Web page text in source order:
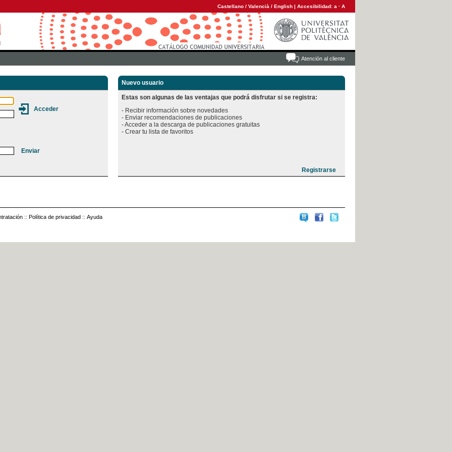
Castellano / Valencià / English | Accesibilidad: a · A
Atención al cliente
Nuevo usuario
Estas son algunas de las ventajas que podrá disfrutar si se registra:
- Recibir información sobre novedades
- Enviar recomendaciones de publicaciones
- Acceder a la descarga de publicaciones gratuitas
:: Política de privacidad :: Ayuda